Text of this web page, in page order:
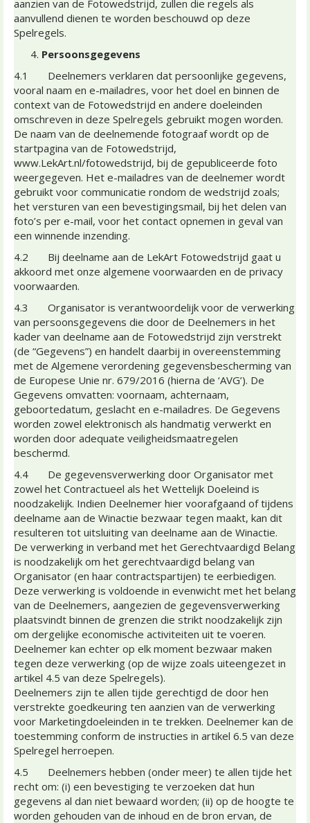
aanzien van de Fotowedstrijd, zullen die regels als
aanvullend dienen te worden beschouwd op deze
Spelregels.
Persoonsgegevens
4.1 Deelnemers verklaren dat persoonlijke gegevens,
vooral naam en e-mailadres, voor het doel en binnen de
context van de Fotowedstrijd en andere doeleinden
omschreven in deze Spelregels gebruikt mogen worden.
De naam van de deelnemende fotograaf wordt op de
startpagina van de Fotowedstrijd,
www.LekArt.nl/fotowedstrijd, bij de gepubliceerde foto
weergegeven. Het e-mailadres van de deelnemer wordt
gebruikt voor communicatie rondom de wedstrijd zoals;
het versturen van een bevestigingsmail, bij het delen van
foto’s per e-mail, voor het contact opnemen in geval van
een winnende inzending.
4.2 Bij deelname aan de LekArt Fotowedstrijd gaat u
akkoord met onze algemene voorwaarden en de privacy
voorwaarden.
4.3 Organisator is verantwoordelijk voor de verwerking
van persoonsgegevens die door de Deelnemers in het
kader van deelname aan de Fotowedstrijd zijn verstrekt
(de “Gegevens”) en handelt daarbij in overeenstemming
met de Algemene verordening gegevensbescherming van
de Europese Unie nr. 679/2016 (hierna de ‘AVG’). De
Gegevens omvatten: voornaam, achternaam,
geboortedatum, geslacht en e-mailadres. De Gegevens
worden zowel elektronisch als handmatig verwerkt en
worden door adequate veiligheidsmaatregelen
beschermd.
4.4 De gegevensverwerking door Organisator met
zowel het Contractueel als het Wettelijk Doeleind is
noodzakelijk. Indien Deelnemer hier voorafgaand of tijdens
deelname aan de Winactie bezwaar tegen maakt, kan dit
resulteren tot uitsluiting van deelname aan de Winactie.
De verwerking in verband met het Gerechtvaardigd Belang
is noodzakelijk om het gerechtvaardigd belang van
Organisator (en haar contractspartijen) te eerbiedigen.
Deze verwerking is voldoende in evenwicht met het belang
van de Deelnemers, aangezien de gegevensverwerking
plaatsvindt binnen de grenzen die strikt noodzakelijk zijn
om dergelijke economische activiteiten uit te voeren.
Deelnemer kan echter op elk moment bezwaar maken
tegen deze verwerking (op de wijze zoals uiteengezet in
artikel 4.5 van deze Spelregels).
Deelnemers zijn te allen tijde gerechtigd de door hen
verstrekte goedkeuring ten aanzien van de verwerking
voor Marketingdoeleinden in te trekken. Deelnemer kan de
toestemming conform de instructies in artikel 6.5 van deze
Spelregel herroepen.
4.5 Deelnemers hebben (onder meer) te allen tijde het
recht om: (i) een bevestiging te verzoeken dat hun
gegevens al dan niet bewaard worden; (ii) op de hoogte te
worden gehouden van de inhoud en de bron ervan, de